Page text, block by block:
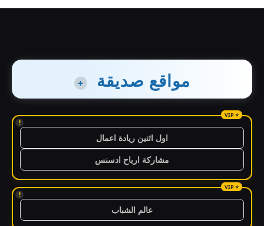
مواقع صديقة +
!
اول اثنين ريادة اعمال
مشاركة ارباح ادسنس
!
عالم الشباب